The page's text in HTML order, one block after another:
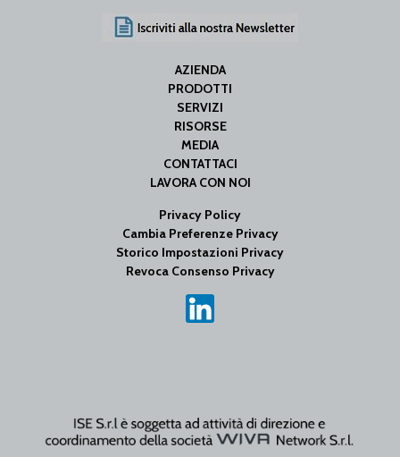
AZIENDA
PRODOTTI
SERVIZI
RISORSE
MEDIA
CONTATTACI
LAVORA CON NOI
Privacy Policy
Cambia Preferenze Privacy
Storico Impostazioni Privacy
Revoca Consenso Privacy